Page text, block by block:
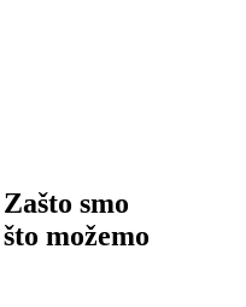
smo
možemo